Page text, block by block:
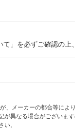
」を必ずご確認の上
メーカーの都合等に
異なる場合がございま
。